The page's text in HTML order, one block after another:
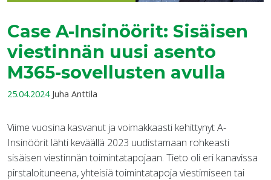
Case A-Insinöörit: Sisäisen
viestinnän uusi asento
M365-sovellusten avulla
25.04.2024 Juha Anttila
Viime vuosina kasvanut ja voimakkaasti kehittynyt A-
Insinöörit lähti keväällä 2023 uudistamaan rohkeasti
sisäisen viestinnän toimintatapojaan. Tieto oli eri kanavissa
pirstaloituneena, yhteisiä toimintatapoja viestimiseen tai